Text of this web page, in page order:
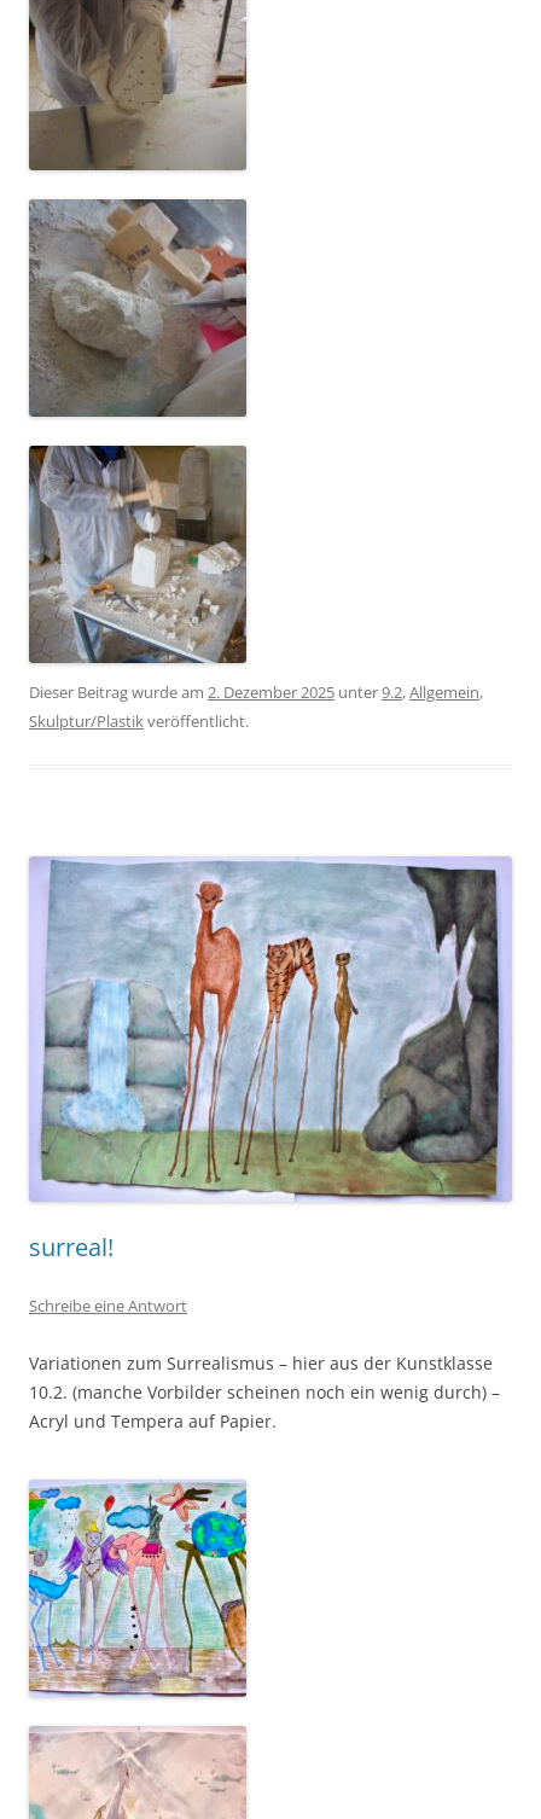
Dieser Beitrag wurde am 2. Dezember 2025 unter9.2,Allgemein,
Skulptur/Plastikveröffentlicht.
surreal!
Schreibe eine Antwort
Variationen zum Surrealismus – hier aus der Kunstklasse
10.2. (manche Vorbilder scheinen noch ein wenig durch) –
Acryl und Tempera auf Papier.